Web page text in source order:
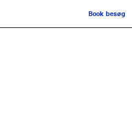
Book besøg